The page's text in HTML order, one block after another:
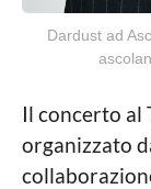
Dardust ad
Il concerto al
organizzato